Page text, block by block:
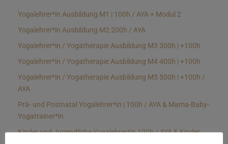
Yogalehrer*in Ausbildung M1 | 100h / AYA + Modul 2
Yogalehrer*in Ausbildung M2 200h / AYA
Yogalehrer*in / Yogatherapie Ausbildung M3 300h | +100h
Yogalehrer*in / Yogatherapie Ausbildung M4 400h | +100h
Yogalehrer*in / Yogatherapie Ausbildung M5 500h | +100h /
AYA
Prä- und Postnatal Yogalehrer*in | 100h / AYA & Mama-Baby-
Yogatrainer*in
Kinder und Jugendliche Yogalehrer*in 100h / AYA & Kinder